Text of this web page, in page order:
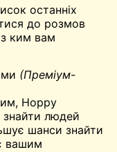
останніх
до розмов
ким вам
(Преміум-
Hoppy
людей
шанси знайти
вашим